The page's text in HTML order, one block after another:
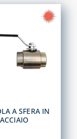
A SFERA IN
ACCIAIO